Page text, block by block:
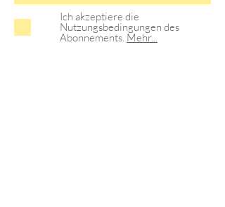
Ich akzeptiere die
Nutzungsbedingungen des
Abonnements. Mehr...